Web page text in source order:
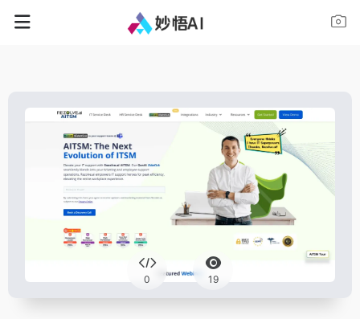
0 19